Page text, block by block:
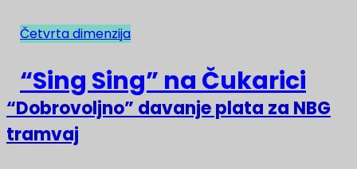
NAJNOVIJE
“Dobrovoljno” davanje plata za NBG
tramvaj
Četvrta dimenzija
“Sing Sing” na Čukarici